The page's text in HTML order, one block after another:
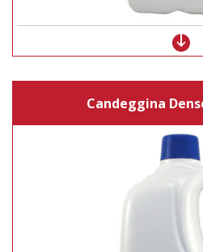
Candeggina